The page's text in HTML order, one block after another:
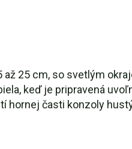
25 cm, so svetlým
keď je pripravená
hornej časti konzoly